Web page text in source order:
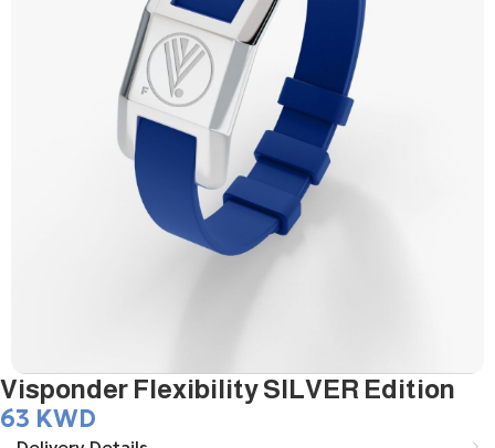
Visponder Flexibility SILVER Edition
63 KWD